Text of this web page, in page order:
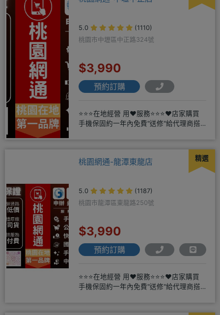
5.0
(1110)
桃園市中壢區中正路324號
$3,990
預約訂購
⭐⭐⭐在地經營 用❤️服務⭐⭐⭐❤️店家購買
手機保固約一年內免費"送修"給代理商搭
精選
桃園網通-龍潭東龍店
5.0
(1187)
桃園市龍潭區東龍路250號
$3,990
預約訂購
⭐⭐⭐在地經營 用❤️服務⭐⭐⭐❤️店家購買
手機保固約一年內免費"送修"給代理商搭